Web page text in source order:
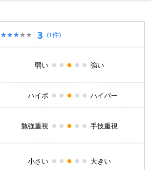
★★★★★
★★★★★ 3 (1件)
弱い 強い
ハイポ ハイパー
勉強重視 手技重視
小さい 大きい